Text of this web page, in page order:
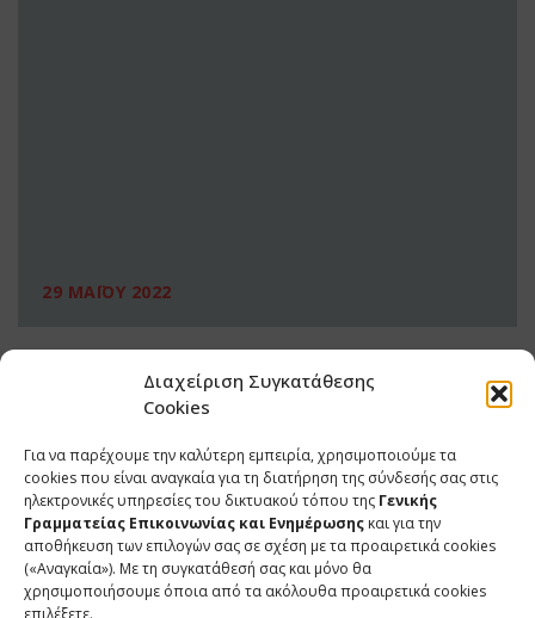
Διαχείριση Συγκατάθεσης
Cookies
Για να παρέχουμε την καλύτερη εμπειρία, χρησιμοποιούμε τα
cookies που είναι αναγκαία για τη διατήρηση της σύνδεσής σας στις
ηλεκτρονικές υπηρεσίες του δικτυακού τόπου της Γενικής
Γραμματείας Επικοινωνίας και Ενημέρωσης και για την
αποθήκευση των επιλογών σας σε σχέση με τα προαιρετικά cookies
(«Αναγκαία»). Με τη συγκατάθεσή σας και μόνο θα
χρησιμοποιήσουμε όποια από τα ακόλουθα προαιρετικά cookies
επιλέξετε.
29 ΜΑΪΟΥ 2022
ΕΠΙΚΟΙΝΩΝΙΑ